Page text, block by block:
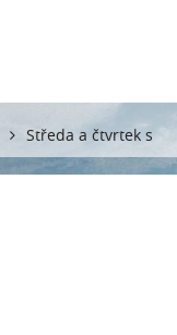
Středa a čtvrtek s